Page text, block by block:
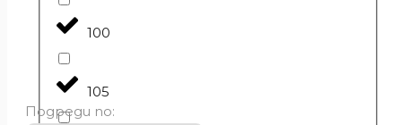
100
105
Подреди по: